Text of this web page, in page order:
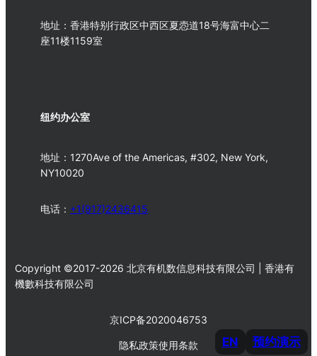
EN 预约演示
地址：香港特别行政区中西区夏悫道18号海富中心二
座11楼1159室
纽约办公室
地址：1270Ave of the Americas, #302, New York,
NY10020
电话： +1(917)2436415
Copyright ©2017-2026 北京有机数信息科技有限公司 | 香港有
機數科技有限公司
京ICP备2020046753
隐私政策使用条款